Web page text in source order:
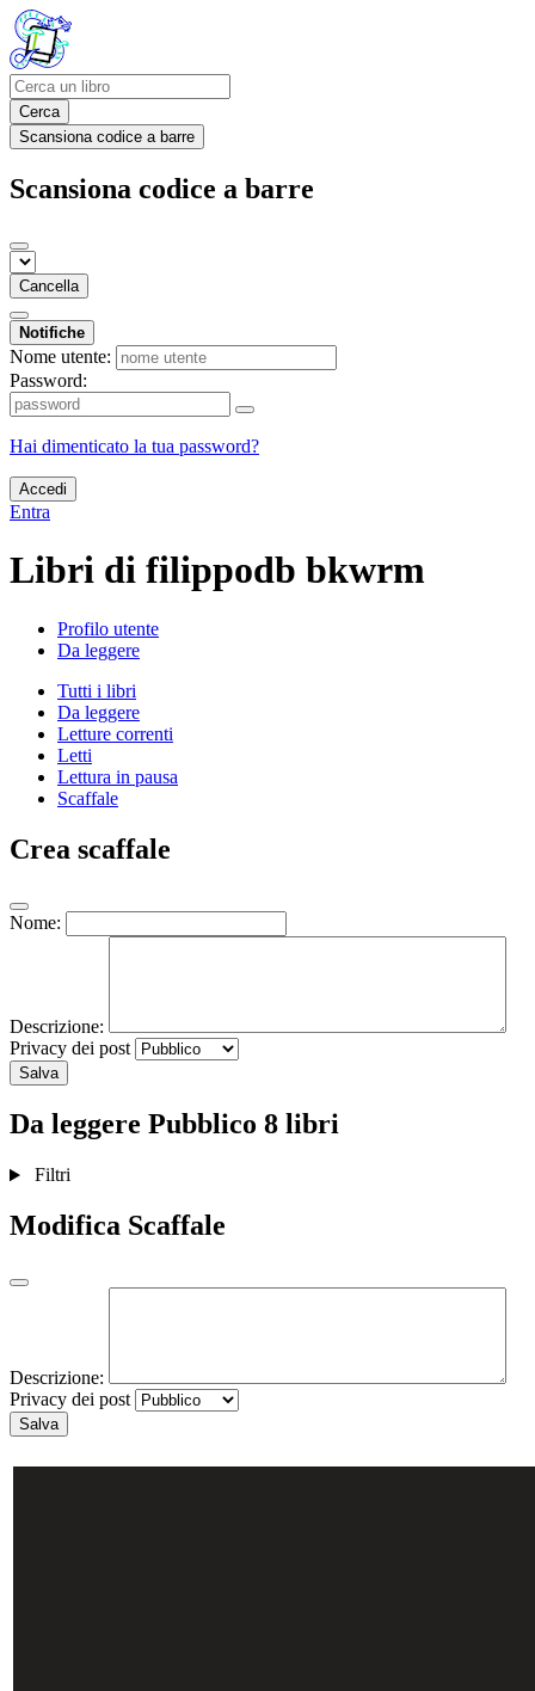
Cerca
Scansiona codice a barre
Scansiona codice a barre
Cancella
Notifiche
Nome utente:
Password:
Hai dimenticato la tua password?
Accedi
Entra
Libri di filippodb bkwrm
Profilo utente
Da leggere
Tutti i libri
Da leggere
Letture correnti
Letti
Lettura in pausa
Scaffale
Crea scaffale
Nome:
Descrizione:
Privacy dei post
Salva
Da leggere Pubblico 8 libri
Filtri
Modifica Scaffale
Descrizione:
Privacy dei post
Salva